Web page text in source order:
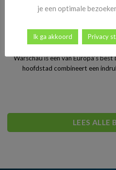
Stedentrip Warschau: ontdek
Polen’s
Warschau is een van Europa’s
hoofdstad combineert een
LEES ALLE
je een optimale
Ik ga akkoord Privacy